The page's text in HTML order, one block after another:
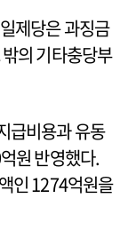
제당은 과징금
의 기타충당부
급비용과 유동
원 반영했다.
인 1274억원을